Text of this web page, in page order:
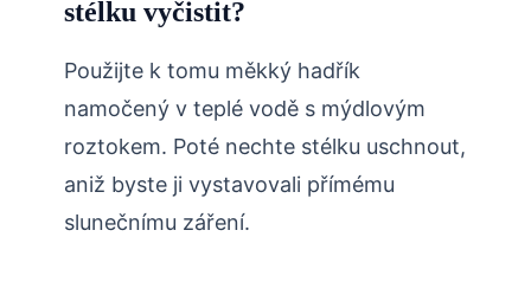
stélku vyčistit?
Použijte k tomu měkký hadřík
namočený v teplé vodě s mýdlovým
roztokem. Poté nechte stélku uschnout,
aniž byste ji vystavovali přímému
slunečnímu záření.